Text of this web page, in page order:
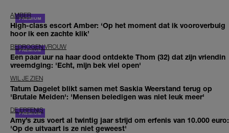
AMBER
High-class escort Amber: ‘Op het moment dat ik vooroverbuig
hoor ik een zachte klik’
BEDROGEN VROUW
Een paar uur na haar dood ontdekte Thom (32) dat zijn vriendin
vreemdging: 'Echt, mijn bek viel open'
WIL JE ZIEN
Tatum Dagelet blikt samen met Saskia Weerstand terug op
'Brutale Meiden': 'Mensen beledigen was niet leuk meer'
DE ERFENIS
Amy’s zus voert al twintig jaar strijd om erfenis van 10.000 euro:
'Op de uitvaart is ze niet geweest'